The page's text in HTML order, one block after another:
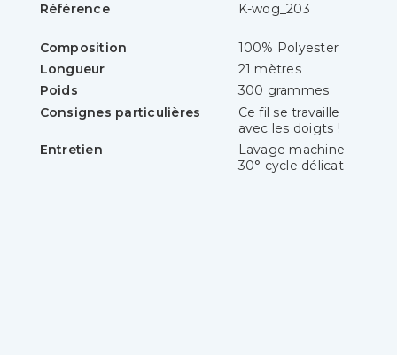
Référence K-wog_203
Composition
100% Polyester
Longueur
21 mètres
Poids
300 grammes
Consignes particulières
Ce fil se travaille
avec les doigts !
Entretien
Lavage machine
30° cycle délicat